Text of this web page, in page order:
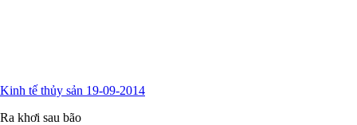
Kinh tế thủy sản 19-09-2014
Ra khơi sau bão